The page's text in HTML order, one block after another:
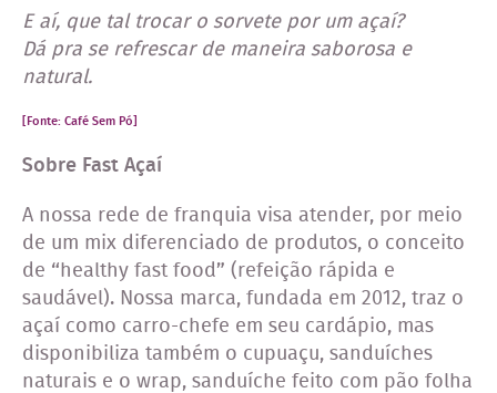
E aí, que tal trocar o sorvete por um açaí?
Dá pra se refrescar de maneira saborosa e
natural.
[Fonte: Café Sem Pó
Sobre Fast Açaí
A nossa rede de franquia visa atender, por meio
de um mix diferenciado de produtos, o conceito
de “healthy fast food” (refeição rápida e
saudável). Nossa marca, fundada em 2012, traz o
açaí como carro-chefe em seu cardápio, mas
disponibiliza também o cupuaçu, sanduíches
naturais e o wrap, sanduíche feito com pão folha